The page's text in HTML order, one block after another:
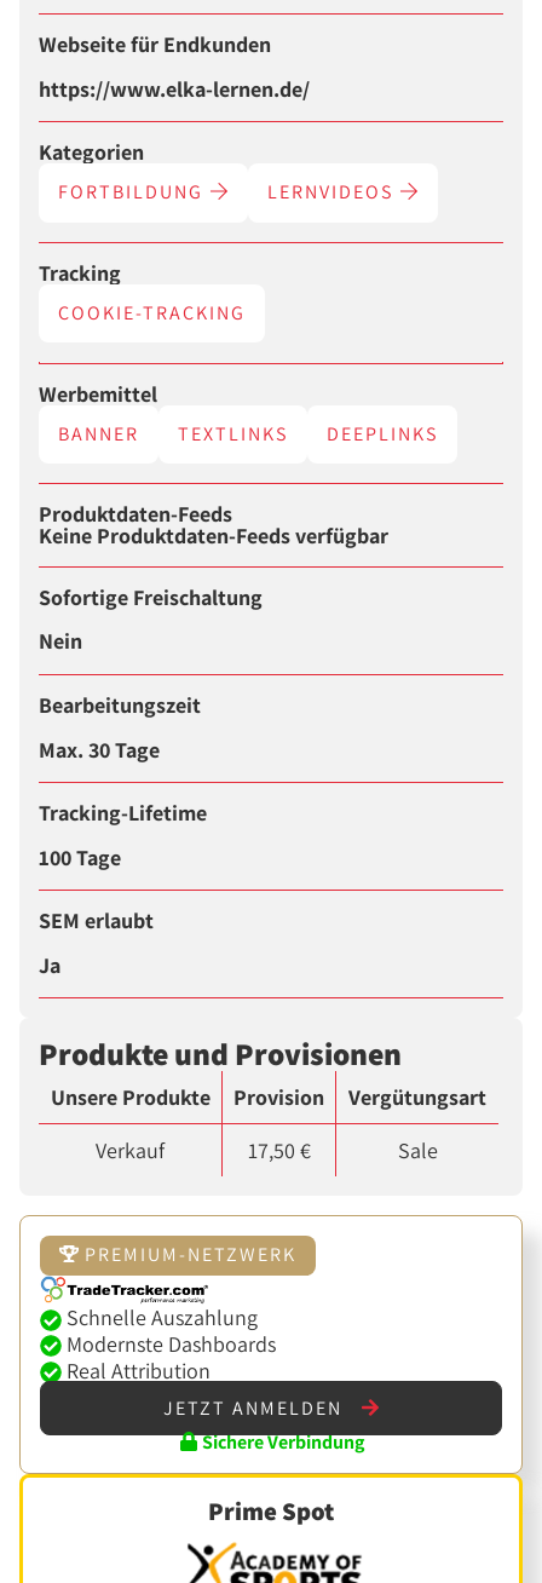
Webseite für Endkunden
https://www.elka-lernen.de/
Kategorien
FORTBILDUNG LERNVIDEOS
Tracking
COOKIE-TRACKING
Werbemittel
BANNER TEXTLINKS DEEPLINKS
Produktdaten-Feeds
Keine Produktdaten-Feeds verfügbar
Sofortige Freischaltung
Nein
Bearbeitungszeit
Max. 30 Tage
Tracking-Lifetime
100 Tage
SEM erlaubt
Ja
Produkte und Provisionen
Unsere Produkte Provision
Vergütungsart
Verkauf
17,50 € Sale
PREMIUM-NETZWERK
Schnelle Auszahlung
Modernste Dashboards
Real Attribution
JETZT ANMELDEN
Sichere Verbindung
Prime Spot